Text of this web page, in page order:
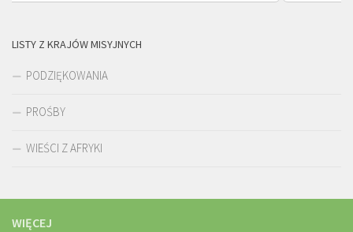
LISTY Z KRAJÓW MISYJNYCH
PODZIĘKOWANIA
PROŚBY
WIEŚCI Z AFRYKI
WIĘCEJ